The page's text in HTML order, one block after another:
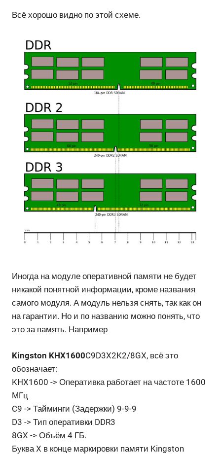
Всё хорошо видно по этой схеме.
Иногда на модуле оперативной памяти не будет
никакой понятной информации, кроме названия
самого модуля. А модуль нельзя снять, так как он
на гарантии. Но и по названию можно понять, что
это за память. Например
Kingston KHX1600C9D3X2K2/8GX, всё это
обозначает:
KHX1600 -> Оперативка работает на частоте 1600
МГц
C9 -> Тайминги (Задержки) 9-9-9
D3 -> Тип оперативки DDR3
8GX -> Объём 4 ГБ.
Буква X в конце маркировки памяти Kingston